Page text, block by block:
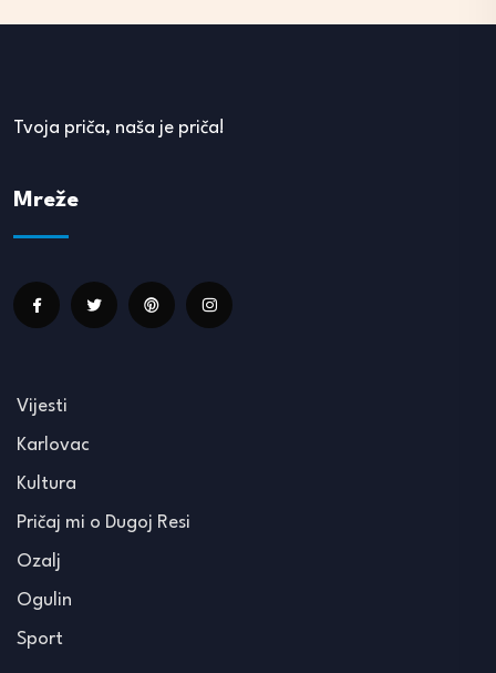
Tvoja priča, naša je priča!
Mreže
Vijesti
Karlovac
Kultura
Pričaj mi o Dugoj Resi
Ozalj
Ogulin
Sport